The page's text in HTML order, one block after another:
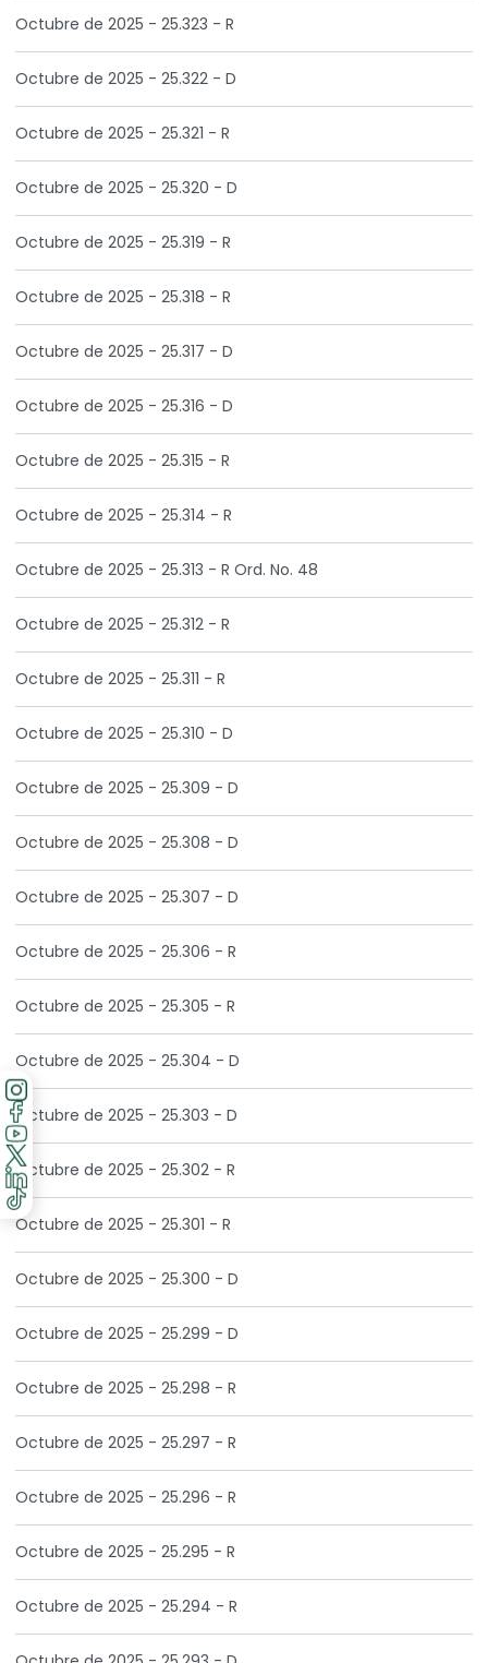
Octubre de 2025 - 25.323 - R
Octubre de 2025 - 25.322 - D
Octubre de 2025 - 25.321 - R
Octubre de 2025 - 25.320 - D
Octubre de 2025 - 25.319 - R
Octubre de 2025 - 25.318 - R
Octubre de 2025 - 25.317 - D
Octubre de 2025 - 25.316 - D
Octubre de 2025 - 25.315 - R
Octubre de 2025 - 25.314 - R
Octubre de 2025 - 25.313 - R Ord. No. 48
Octubre de 2025 - 25.312 - R
Octubre de 2025 - 25.311 - R
Octubre de 2025 - 25.310 - D
Octubre de 2025 - 25.309 - D
Octubre de 2025 - 25.308 - D
Octubre de 2025 - 25.307 - D
Octubre de 2025 - 25.306 - R
Octubre de 2025 - 25.305 - R
Octubre de 2025 - 25.304 - D
Octubre de 2025 - 25.303 - D
Octubre de 2025 - 25.302 - R
Octubre de 2025 - 25.301 - R
Octubre de 2025 - 25.300 - D
Octubre de 2025 - 25.299 - D
Octubre de 2025 - 25.298 - R
Octubre de 2025 - 25.297 - R
Octubre de 2025 - 25.296 - R
Octubre de 2025 - 25.295 - R
Octubre de 2025 - 25.294 - R